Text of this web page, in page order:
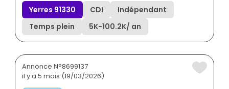
Yerres 91330 CDI
Indépendant
Temps plein
5K-100.2K/ an
Annonce N°8699137
il y a 5 mois (19/03/2026)